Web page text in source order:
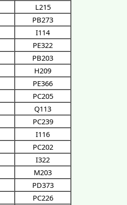
L215
PB273
I114
PE322
PB203
H209
PE366
PC205
Q113
PC239
I116
PC202
I322
M203
PD373
PC226